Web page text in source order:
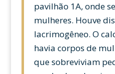
pavilhão 1A, onde
mulheres. Houve
lacrimogêneo. O
havia corpos de
que sobreviviam